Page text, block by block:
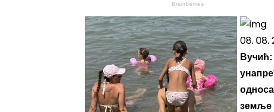
Brainberries
08. 08.
земље